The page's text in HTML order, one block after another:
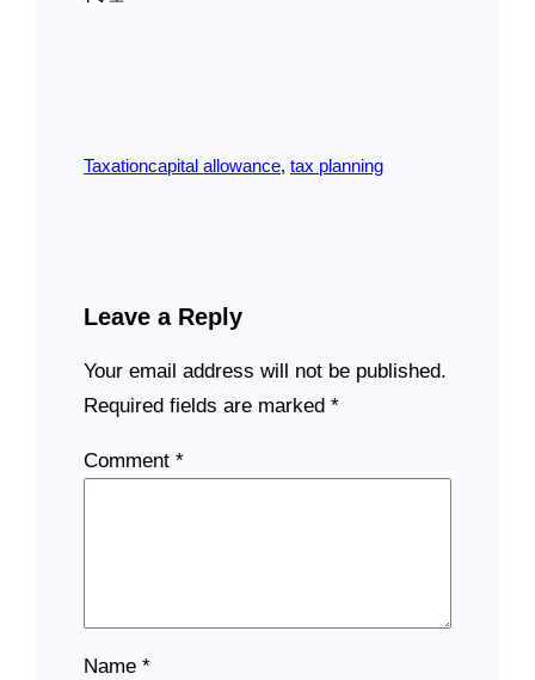
Taxationcapital allowance, tax planning
Leave a Reply
Your email address will not be published.
Required fields are marked *
Comment *
Name *